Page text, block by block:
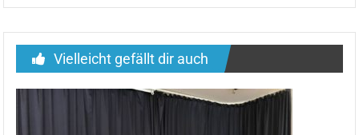
Vielleicht gefällt dir auch